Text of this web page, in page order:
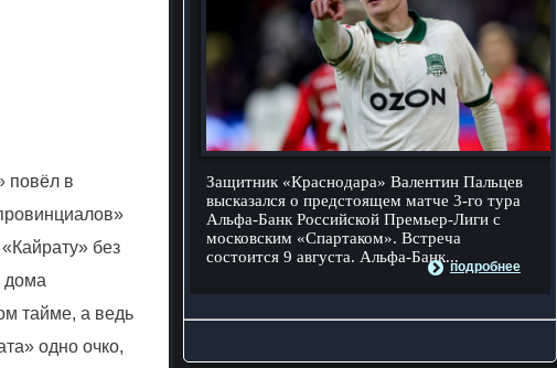
Защитник «Краснодара» Валентин Пальцев
высказался о предстоящем матче 3-го тура
Альфа-Банк Российской Премьер-Лиги с
московским «Спартаком». Встреча
состоится 9 августа. Альфа-Банк...
подробнее
повёл в
без
дома
тайме, а ведь
одно очко,